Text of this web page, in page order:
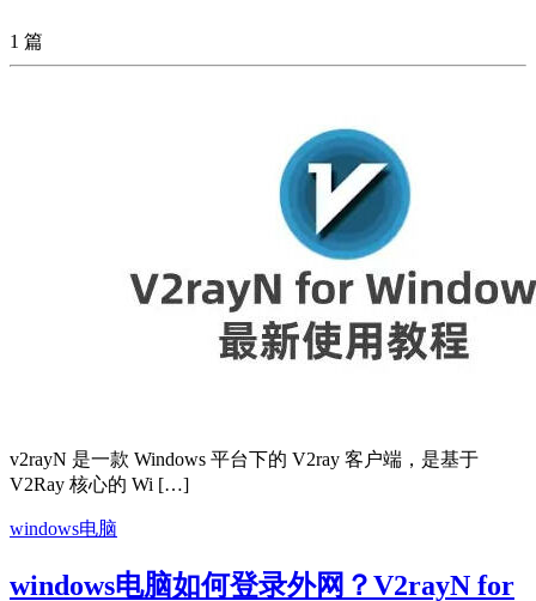
1 篇
v2rayN 是一款 Windows 平台下的 V2ray 客户端，是基于
V2Ray 核心的 Wi […]
windows电脑
windows电脑如何登录外网？V2rayN for